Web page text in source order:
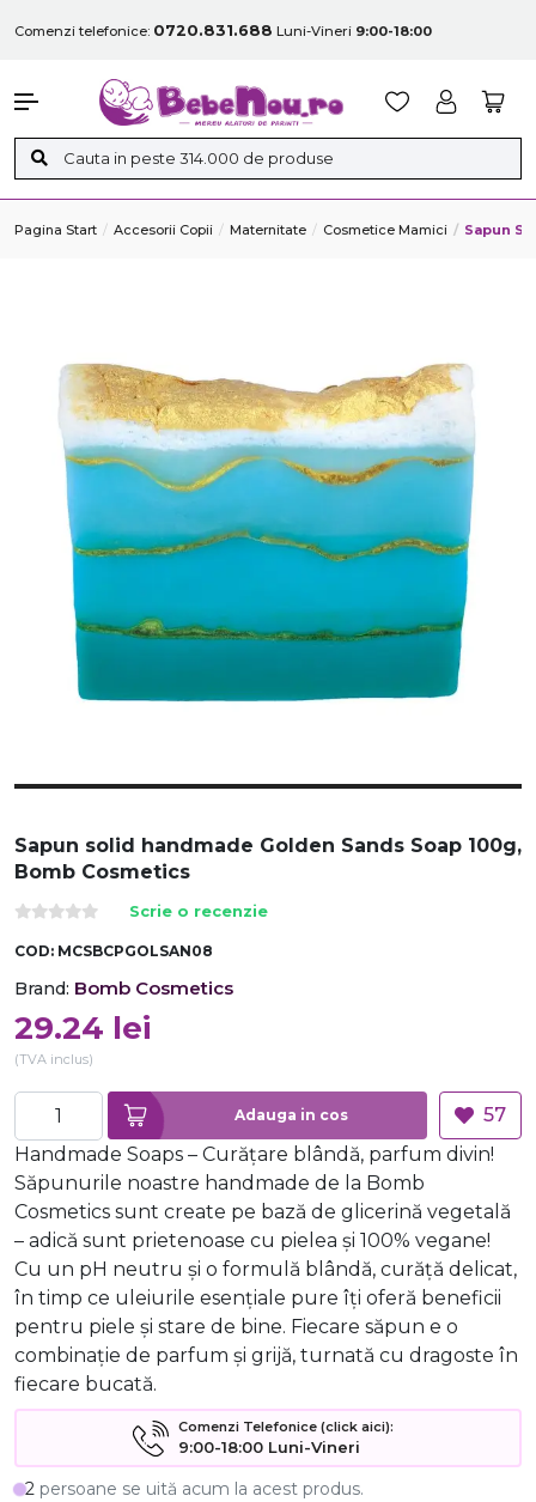
Comenzi telefonice: 0720.831.688 Luni-Vineri 9:00-18:00
Pagina Start Accesorii Copii Maternitate Cosmetice Mamici Sapun
Sapun solid handmade Golden Sands Soap 100g,
Bomb Cosmetics
Scrie o recenzie
COD: MCSBCPGOLSAN08
Brand: Bomb Cosmetics
29.24 lei
(TVA inclus)
Adauga in cos
57
Handmade Soaps – Curățare blândă, parfum divin!
Săpunurile noastre handmade de la Bomb
Cosmetics sunt create pe bază de glicerină vegetală
– adică sunt prietenoase cu pielea și 100% vegane!
Cu un pH neutru și o formulă blândă, curăță delicat,
în timp ce uleiurile esențiale pure îți oferă beneficii
pentru piele și stare de bine. Fiecare săpun e o
combinație de parfum și grijă, turnată cu dragoste în
fiecare bucată.
Comenzi Telefonice (click aici):
9:00-18:00 Luni-Vineri
2 persoane se uită acum la acest produs.